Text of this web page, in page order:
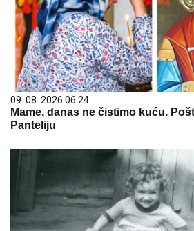
09. 08. 2026 06:24
Mame, danas ne čistimo kuću.
Panteliju